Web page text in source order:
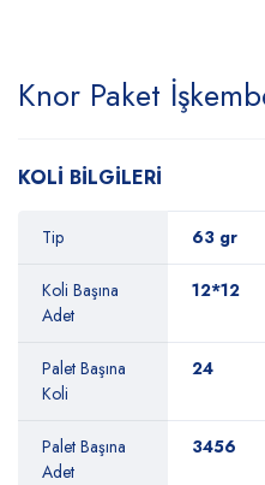
Knor Paket
KOLİ BİLGİLERİ
Tip 63 gr
Koli Başına
Adet
12*12
Palet Başına
Koli
24
Palet Başına
Adet
3456